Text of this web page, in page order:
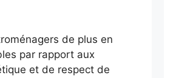
de plus en
par rapport aux
et de respect de